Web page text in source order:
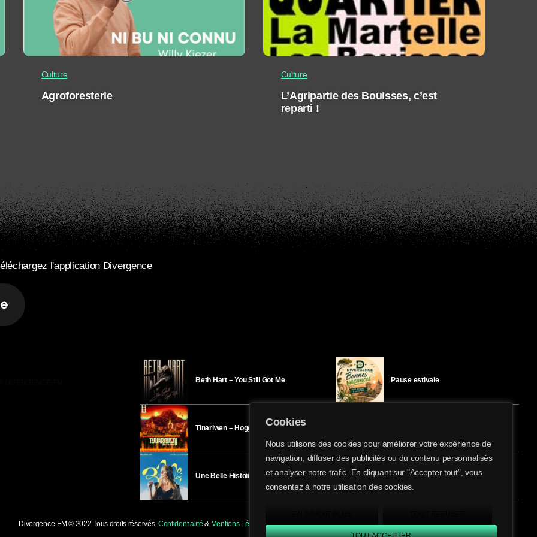
Cookies
Nous utilisons des cookies pour améliorer votre expérience de
navigation, diffuser des publicités ou du contenu personnalisés
et analyser notre trafic. En cliquant sur "Accepter tout", vous
consentez à notre utilisation des cookies.
share
email
Culture
Agroforesterie
Culture
L’Agripartie des Bouisses, c’est
reparti !
l'application Divergence
Beth Hart – You Still Got Me
Tinariwen – Hoggar
Une Belle Histoire – Héloïse Bay
Pause estivale
Ici l’Ombre – mardi 28 juillet
Divergence-FM © 2022 Tous droits réservés. Confidentialité & Mentions Légales.